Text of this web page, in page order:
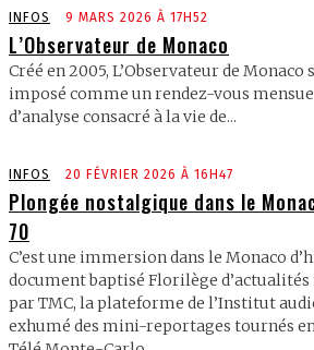
INFOS 9 MARS 2026 À 17H52
L’Observateur de Monaco
Créé en 2005, L’Observateur de
imposé comme un rendez-vous
d’analyse consacré à la vie de...
INFOS 20 FÉVRIER 2026 À 16H47
Plongée nostalgique dans le
70
C’est une immersion dans le Monaco
document baptisé Florilège
par TMC, la plateforme de l’Institut
exhumé des mini-reportages tournés